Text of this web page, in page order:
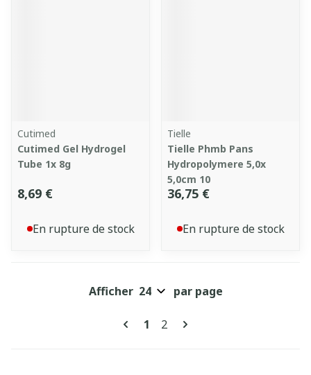
Cutimed
Cutimed Gel Hydrogel
Tube 1x 8g
8,69 €
En rupture de stock
Tielle
Tielle Phmb Pans
Hydropolymere 5,0x
5,0cm 10
36,75 €
En rupture de stock
Pages
Vous lisez actuellement la
1 Page
2
Afficher par page